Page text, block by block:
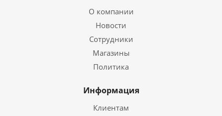
О компании
Новости
Сотрудники
Магазины
Политика
Информация
Клиентам